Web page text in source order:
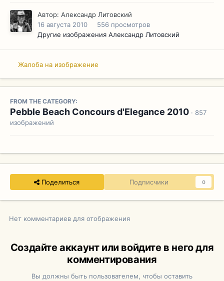
Автор: Александр Литовский
16 августа 2010
556 просмотров
Другие изображения Александр Литовский
Жалоба на изображение
FROM THE CATEGORY:
Pebble Beach Concours d'Elegance 2010 · 857
изображений
Поделиться Подписчики 0
Нет комментариев для отображения
Создайте аккаунт или войдите в него для
комментирования
Вы должны быть пользователем, чтобы оставить